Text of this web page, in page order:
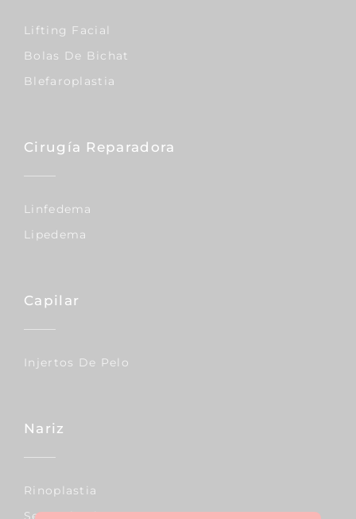
Lifting Facial
Bolas De Bichat
Blefaroplastia
Cirugía Reparadora
Linfedema
Lipedema
Capilar
Injertos De Pelo
Nariz
Rinoplastia
Septoplastia